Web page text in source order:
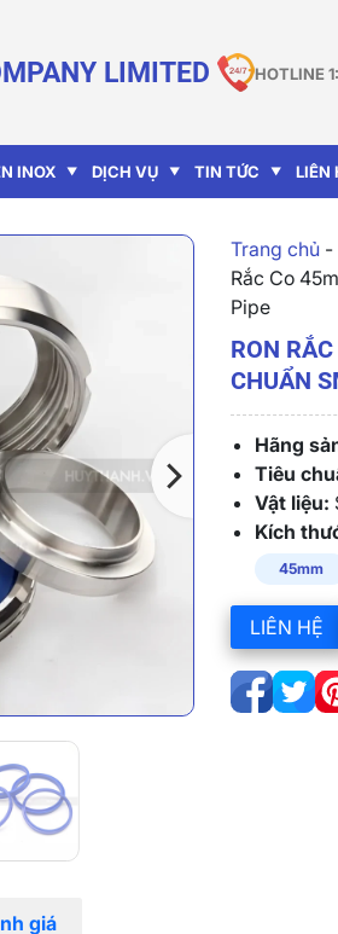
LIMITED HOTLINE 1:
INOX DỊCH VỤ TIN TỨC LIÊN
Trang chủ-
Rắc Co
Pipe
RON
CHUẨN
Hãng
Tiêu
Vật liệu:
Kích
45mm
LIÊN HỆ
giá